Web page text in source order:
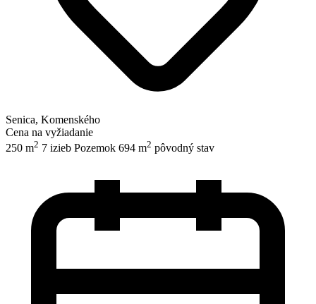
Senica, Komenského
Cena na vyžiadanie
250 m2 7 izieb Pozemok 694 m2 pôvodný stav